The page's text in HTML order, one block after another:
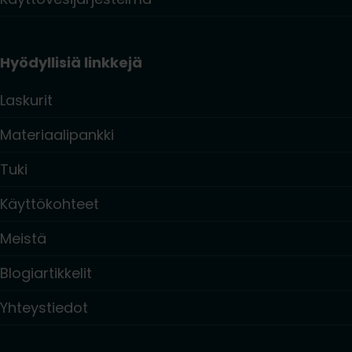
Hyödyllisiä linkkejä
Laskurit
Materiaalipankki
Tuki
Käyttökohteet
Meistä
Blogiartikkelit
Yhteystiedot